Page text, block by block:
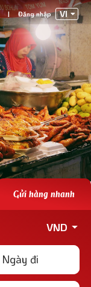
| Đăng nhập VI
Gửi hàng nhanh
VND
Ngày đi